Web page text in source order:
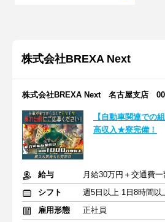
株式会社BREXA Next
株式会社BREXA Next 名古屋支店
【自動車関連での
高収入★寮完備！
給与
月給30万円＋交通費一
シフト
週5日以上 1日8時間以
雇用形態
正社員